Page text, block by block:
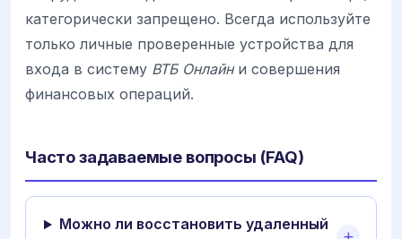
категорически запрещено. Всегда используйте
только личные проверенные устройства для
входа в систему ВТБ Онлайни совершения
финансовых операций.
Часто задаваемые вопросы (FAQ)
Можно ли восстановить удаленный